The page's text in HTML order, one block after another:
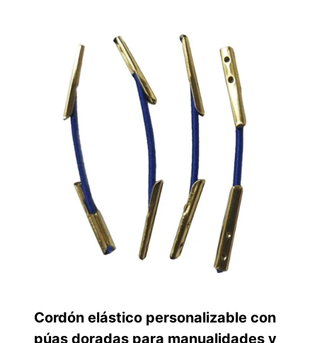
Cordón elástico personalizable con
púas doradas para manualidades y